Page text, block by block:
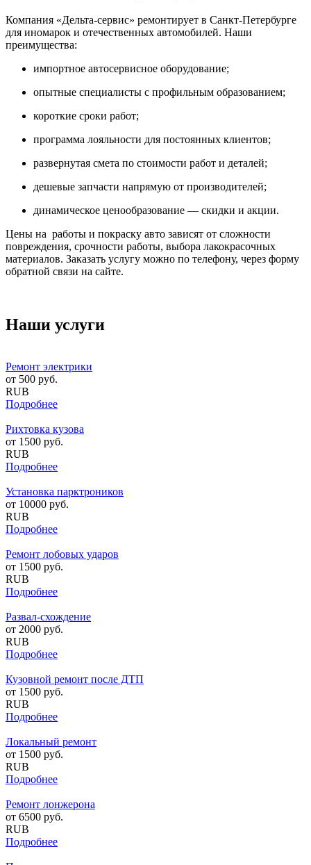
Компания «Дельта-сервис» ремонтирует в Санкт-Петербурге
для иномарок и отечественных автомобилей. Наши
преимущества:
импортное автосервисное оборудование;
опытные специалисты с профильным образованием;
короткие сроки работ;
программа лояльности для постоянных клиентов;
развернутая смета по стоимости работ и деталей;
дешевые запчасти напрямую от производителей;
динамическое ценообразование — скидки и акции.
Цены на работы и покраску авто зависят от сложности
повреждения, срочности работы, выбора лакокрасочных
материалов. Заказать услугу можно по телефону, через форму
обратной связи на сайте.
Наши услуги
Ремонт электрики
от 500 руб.
RUB
Подробнее
Рихтовка кузова
от 1500 руб.
RUB
Подробнее
Установка парктроников
от 10000 руб.
RUB
Подробнее
Ремонт лобовых ударов
от 1500 руб.
RUB
Подробнее
Развал-схождение
от 2000 руб.
RUB
Подробнее
Кузовной ремонт после ДТП
от 1500 руб.
RUB
Подробнее
Локальный ремонт
от 1500 руб.
RUB
Подробнее
Ремонт лонжерона
от 6500 руб.
RUB
Подробнее